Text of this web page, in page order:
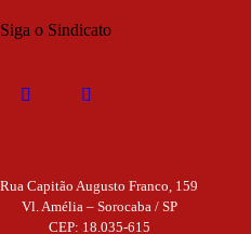
Siga o Sindicato
Rua Capitão Augusto Franco, 159
Vl. Amélia – Sorocaba / SP
CEP: 18.035-615